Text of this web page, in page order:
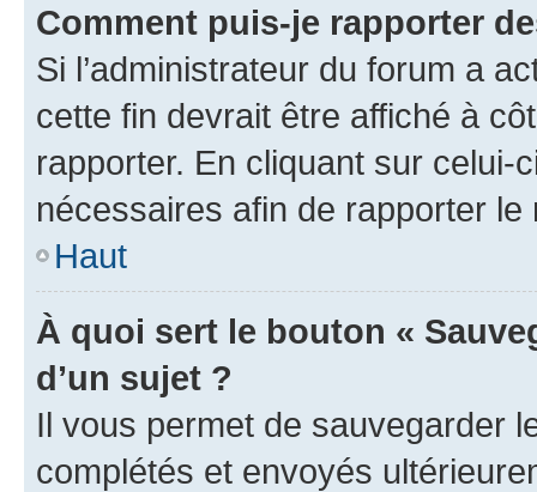
Comment puis-je rapporter
Si l’administrateur du forum a
cette fin devrait être affiché à
rapporter. En cliquant sur
nécessaires afin de rapporter le
Haut
À quoi sert le bouton «
d’un sujet ?
Il vous permet de sauvegarder
complétés et envoyés